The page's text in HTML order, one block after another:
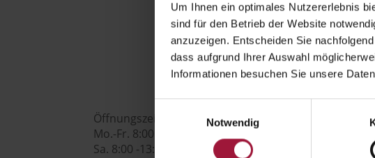
Um Ihnen ein optimales Nutzererlebnis
sind für den Betrieb der Website
anzuzeigen. Entscheiden Sie
dass aufgrund Ihrer Auswahl
Informationen besuchen Sie unsere
Notwendig
genusswelt@huberslandhendl.at
Öffnungszeiten:
Mo.-Fr. 8:00 - 18:00 Uhr
Sa. 8:00 -13:00 Uhr